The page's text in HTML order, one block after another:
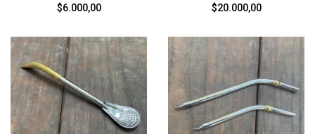
$6.000,00
$20.000,00